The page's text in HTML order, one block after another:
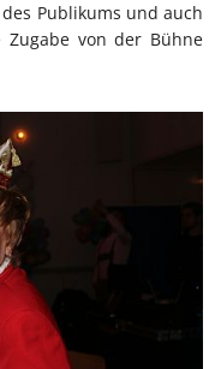
Publikums und auch
von der Bühne